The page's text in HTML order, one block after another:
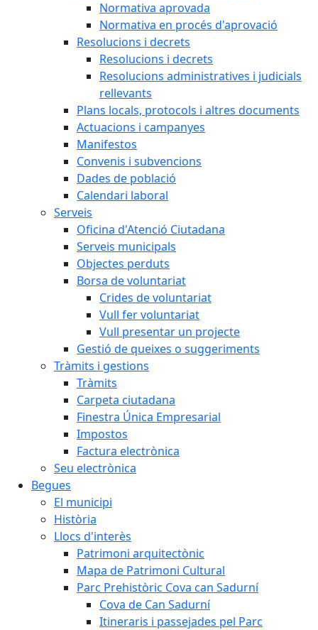
Normativa aprovada
Normativa en procés d'aprovació
Resolucions i decrets
Resolucions i decrets
Resolucions administratives i judicials
rellevants
Plans locals, protocols i altres documents
Actuacions i campanyes
Manifestos
Convenis i subvencions
Dades de població
Calendari laboral
Serveis
Oficina d'Atenció Ciutadana
Serveis municipals
Objectes perduts
Borsa de voluntariat
Crides de voluntariat
Vull fer voluntariat
Vull presentar un projecte
Gestió de queixes o suggeriments
Tràmits i gestions
Tràmits
Carpeta ciutadana
Finestra Única Empresarial
Impostos
Factura electrònica
Seu electrònica
Begues
El municipi
Història
Llocs d'interès
Patrimoni arquitectònic
Mapa de Patrimoni Cultural
Parc Prehistòric Cova can Sadurní
Cova de Can Sadurní
Itineraris i passejades pel Parc